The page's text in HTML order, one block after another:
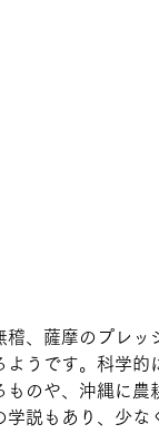
稽、薩摩のプレ
ようです。科学
ものや、沖縄に
学説もあり、少